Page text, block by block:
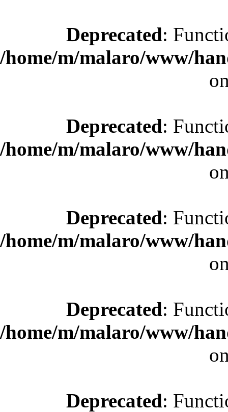
Deprecated:
/home/m/malaro/www/
Deprecated:
/home/m/malaro/www/
Deprecated:
/home/m/malaro/www/
Deprecated:
/home/m/malaro/www/
Deprecated: